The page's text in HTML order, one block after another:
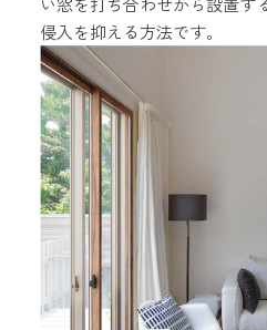
侵入を抑える方法です。